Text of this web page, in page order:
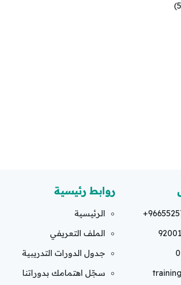
روابط رئيسية
الرئيسية
الملف التعريفي
جدول الدورات التدريبية
سجّل اهتمامك بدوراتنا